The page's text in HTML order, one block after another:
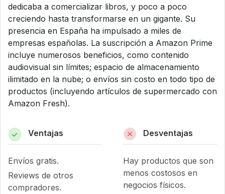
dedicaba a comercializar libros, y poco a poco
creciendo hasta transformarse en un gigante. Su
presencia en España ha impulsado a miles de
empresas españolas. La suscripción a Amazon Prime
incluye numerosos beneficios, como contenido
audiovisual sin límites; espacio de almacenamiento
ilimitado en la nube; o envíos sin costo en todo tipo de
productos (incluyendo artículos de supermercado con
Amazon Fresh).
Ventajas
Envíos gratis.
Reviews de otros
compradores.
Desventajas
Hay productos que son
menos costosos en
negocios físicos.